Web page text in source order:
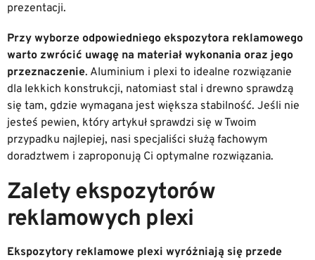
prezentacji.
Przy wyborze odpowiedniego ekspozytora reklamowego
warto zwrócić uwagę na materiał wykonania oraz jego
przeznaczenie. Aluminium i plexi to idealne rozwiązanie
dla lekkich konstrukcji, natomiast stal i drewno sprawdzą
się tam, gdzie wymagana jest większa stabilność. Jeśli nie
jesteś pewien, który artykuł sprawdzi się w Twoim
przypadku najlepiej, nasi specjaliści służą fachowym
doradztwem i zaproponują Ci optymalne rozwiązania.
Zalety ekspozytorów
reklamowych plexi
Ekspozytory reklamowe plexi wyróżniają się przede